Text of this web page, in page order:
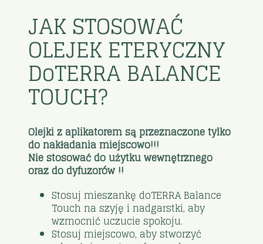
JAK STOSOWAĆ
OLEJEK ETERYCZNY
DoTERRA BALANCE
TOUCH?
Olejki z aplikatorem są przeznaczone tylko
do nakładania miejscowo!!!
Nie stosować do użytku wewnętrznego
oraz do dyfuzorów !!
Stosuj mieszankę doTERRA Balance
Touch na szyję i nadgarstki, aby
wzmocnić uczucie spokoju.
Stosuj miejscowo, aby stworzyć